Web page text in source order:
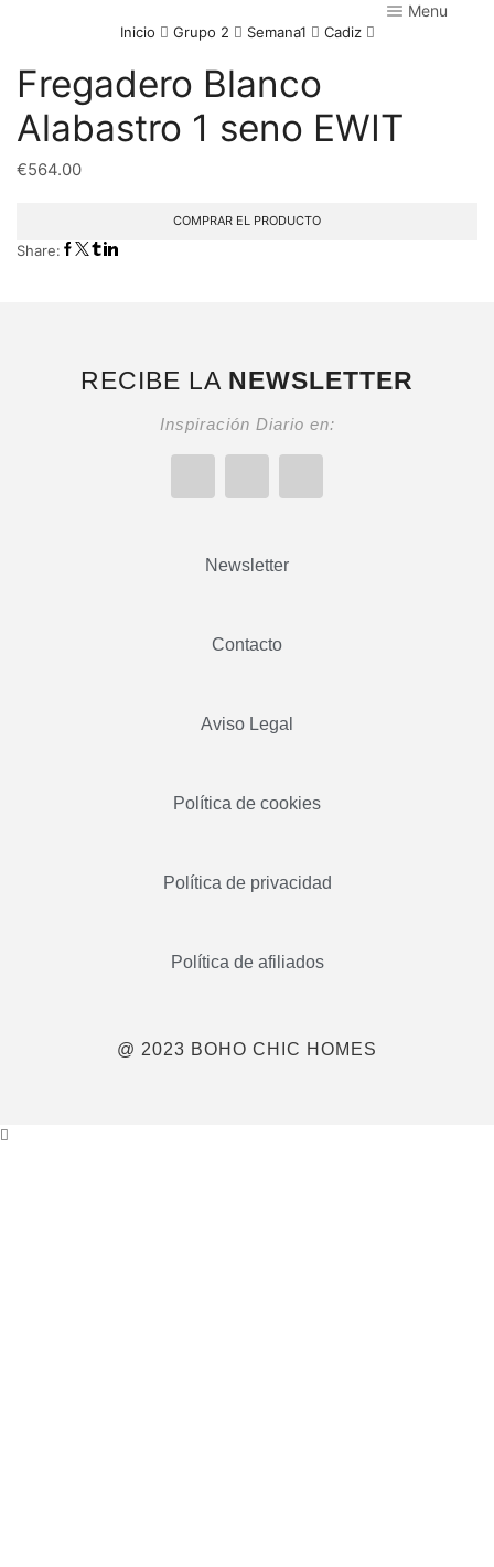
Menu
Inicio Grupo 2 Semana1 Cadiz
Fregadero Blanco
Alabastro 1 seno EWIT
€564.00
COMPRAR EL PRODUCTO
Share:
RECIBE LA NEWSLETTER
Inspiración Diario en:
Newsletter
Contacto
Aviso Legal
Política de cookies
Política de privacidad
Política de afiliados
@ 2023 BOHO CHIC HOMES